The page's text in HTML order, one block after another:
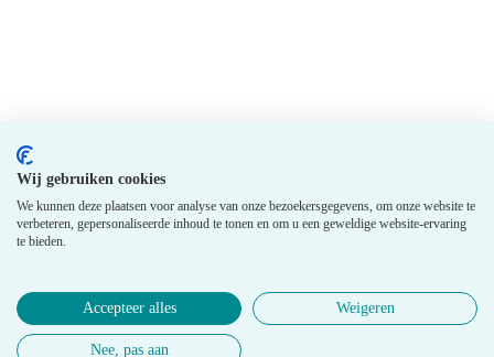
Wij gebruiken cookies
We kunnen deze plaatsen voor analyse van onze bezoekersgegevens, om onze website te
verbeteren, gepersonaliseerde inhoud te tonen en om u een geweldige website-ervaring
te bieden.
Accepteer alles Weigeren
Nee, pas aan